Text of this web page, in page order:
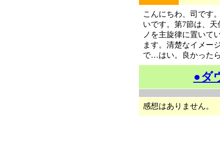
こんにちわ、司です
いです。第7節は、
ノを主旋律に置いて
ます。清楚なイメー
で…はい。良かった
●ダ
感想はありません。